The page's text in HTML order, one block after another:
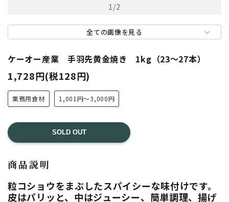
1/2
全ての画像を見る
ケーオー産業 手羽先黄金焼き 1kg（23～27本）
1,728円(税128円)
業務用食材 1,001円～3,000円
SOLD OUT
商品説明
粒コショウをまぶしたスパイシーな味付けです。
皮はパリッと、中はジューシー、簡単調理、揚げ